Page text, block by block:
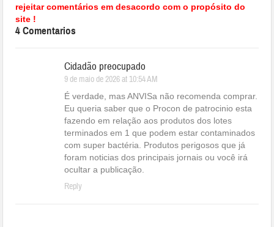
rejeitar comentários em desacordo com o propósito do
site !
4 Comentarios
Cidadão preocupado
9 de maio de 2026 at 10:54 AM
É verdade, mas ANVISa não recomenda comprar.
Eu queria saber que o Procon de patrocinio esta
fazendo em relação aos produtos dos lotes
terminados em 1 que podem estar contaminados
com super bactéria. Produtos perigosos que já
foram noticias dos principais jornais ou você irá
ocultar a publicação.
Reply